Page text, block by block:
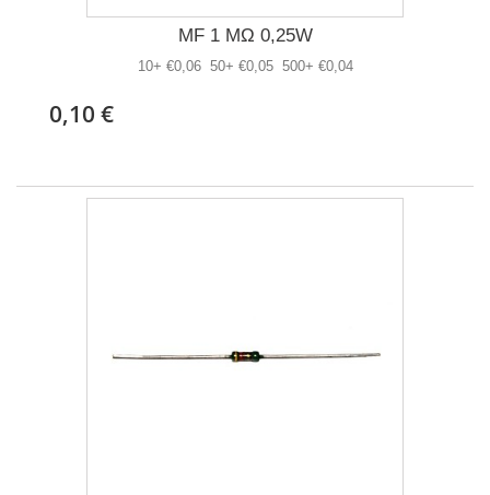
MF 1 MΩ 0,25W
10+ €0,06 50+ €0,05 500+ €0,04
0,10 €